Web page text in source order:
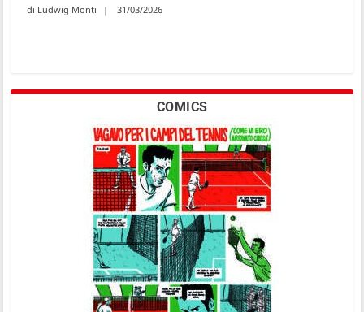
Ludwig Monti 31/03/2026
COMICS